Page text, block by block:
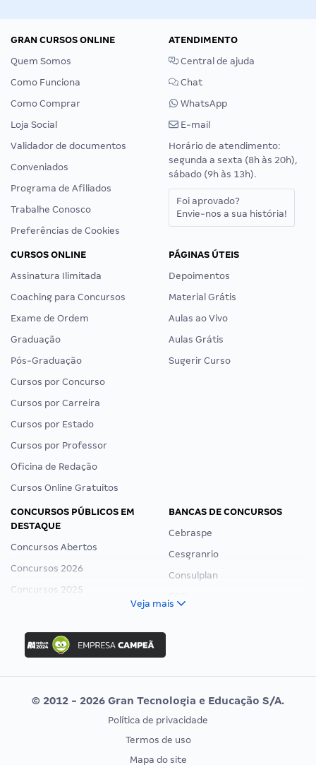
GRAN CURSOS ONLINE
Quem Somos
Como Funciona
Como Comprar
Loja Social
Validador de documentos
Conveniados
Programa de Afiliados
Trabalhe Conosco
Preferências de Cookies
ATENDIMENTO
Central de ajuda
Chat
WhatsApp
E-mail
Horário de atendimento:
segunda a sexta (8h às 20h),
sábado (9h às 13h).
Foi aprovado?
Envie-nos a sua história!
CURSOS ONLINE
Assinatura Ilimitada
Coaching para Concursos
Exame de Ordem
Graduação
Pós-Graduação
Cursos por Concurso
Cursos por Carreira
Cursos por Estado
Cursos por Professor
Oficina de Redação
Cursos Online Gratuitos
PÁGINAS ÚTEIS
Depoimentos
Material Grátis
Aulas ao Vivo
Aulas Grátis
Sugerir Curso
CONCURSOS PÚBLICOS EM
DESTAQUE
Concursos Abertos
Concursos 2026
Concursos 2025
Concurso Ibama
Concurso MPU
Editais publicados
BANCAS DE CONCURSOS
Cebraspe
Cesgranrio
Consulplan
Vunesp
CONCURSOS POR PROFISSÃO
EXAME DE ORDEM
Veja mais
© 2012 - 2026 Gran Tecnologia e Educação S/A.
Política de privacidade
Termos de uso
Mapa do site